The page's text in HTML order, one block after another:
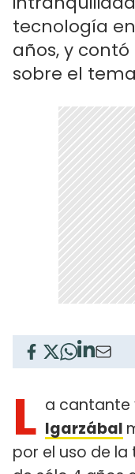
tecnología
años, y
sobre el
L a cantante
Igarzábal
por el uso de